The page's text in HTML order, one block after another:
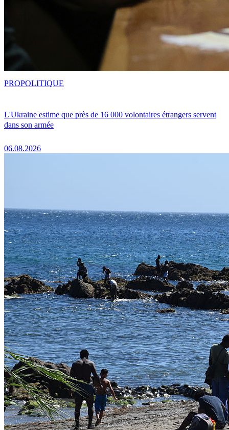
L'Ukraine estime que près de 16 000 volontaires étrangers servent
dans son armée
06.08.2026
PROPOLITIQUE